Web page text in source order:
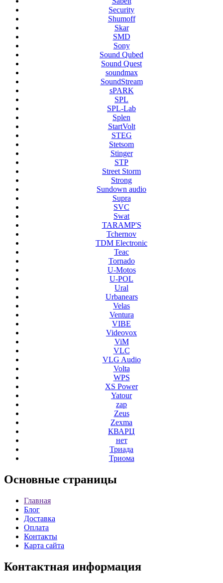
Security
Shumoff
Skar
SMD
Sony
Sound Qubed
Sound Quest
soundmax
SoundStream
sPARK
SPL
SPL-Lab
Splen
StartVolt
STEG
Stetsom
Stinger
STP
Street Storm
Strong
Sundown audio
Supra
SVC
Swat
TARAMP'S
Tchernov
TDM Electronic
Teac
Tornado
U-Motos
U-POL
Ural
Urbanears
Velas
Ventura
VIBE
Videovox
ViM
VLC
VLG Audio
Volta
WPS
XS Power
Yatour
zap
Zeus
Zexma
КВАРЦ
нет
Триада
Триома
Основные страницы
Главная
Блог
Доставка
Оплата
Контакты
Карта сайта
Контактная информация